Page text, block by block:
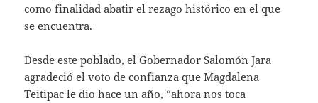
como finalidad abatir el rezago histórico en el que
se encuentra.
Desde este poblado, el Gobernador Salomón Jara
agradeció el voto de confianza que Magdalena
Teitipac le dio hace un año, “ahora nos toca